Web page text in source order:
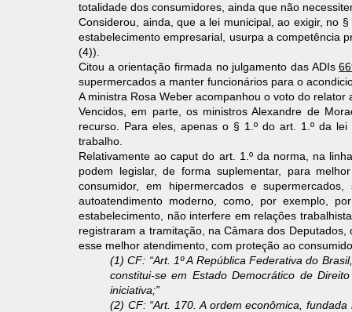
totalidade dos consumidores, ainda que não
Considerou, ainda, que a lei municipal, ao exigir, no
estabelecimento empresarial, usurpa a competência
(4)).
Citou a orientação firmada no julgamento das ADIs
supermercados a manter funcionários para o
A ministra Rosa Weber acompanhou o voto do
Vencidos, em parte, os ministros Alexandre de
recurso. Para eles, apenas o § 1.º do art. 1.º da
trabalho.
Relativamente ao caput do art. 1.º da norma, na
podem legislar, de forma suplementar, para
consumidor, em hipermercados e
autoatendimento moderno, como, por exemplo,
estabelecimento, não interfere em relações
registraram a tramitação, na Câmara dos
esse melhor atendimento, com proteção ao
(1) CF: “Art. 1º A República Federativa do
constitui-se em Estado Democrático de
iniciativa;”
(2) CF: “Art. 170. A ordem econômica,